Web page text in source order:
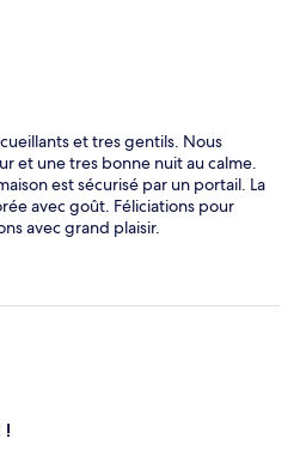
et tres gentils. Nous
et une tres bonne nuit au calme.
est sécurisé par un portail. La
avec goût. Féliciations pour
avec grand plaisir.
!